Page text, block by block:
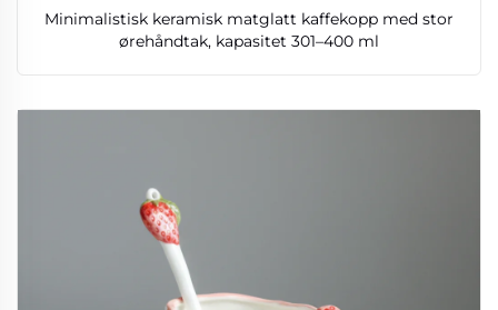
Minimalistisk keramisk matglatt kaffekopp med stor
ørehåndtak, kapasitet 301–400 ml